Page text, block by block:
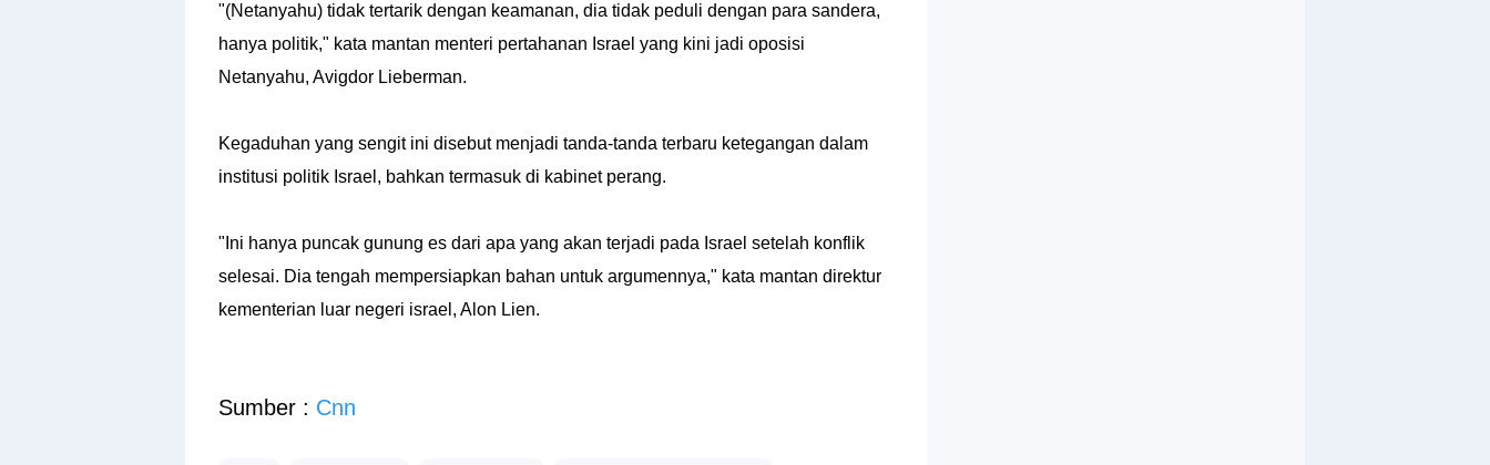
"(Netanyahu) tidak tertarik dengan keamanan, dia tidak peduli dengan para sandera,
hanya politik," kata mantan menteri pertahanan Israel yang kini jadi oposisi
Netanyahu, Avigdor Lieberman.
Kegaduhan yang sengit ini disebut menjadi tanda-tanda terbaru ketegangan dalam
institusi politik Israel, bahkan termasuk di kabinet perang.
"Ini hanya puncak gunung es dari apa yang akan terjadi pada Israel setelah konflik
selesai. Dia tengah mempersiapkan bahan untuk argumennya," kata mantan direktur
kementerian luar negeri israel, Alon Lien.
Sumber : Cnn